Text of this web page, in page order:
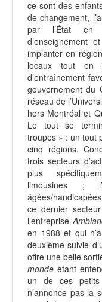
ce sont des
de changement,
par l’État en
d’enseignement
implanter en
locaux tout en
d’entraînement
gouvernement du
réseau de
hors Montréal et
Le tout se
troupes » : un tout
cinq régions.
trois secteurs
plus
limousines ;
âgées/
ce dernier
l’entreprise
en 1988 et qui
deuxième suivie
offre une belle
monde étant
un de ces
n’annonce pas la